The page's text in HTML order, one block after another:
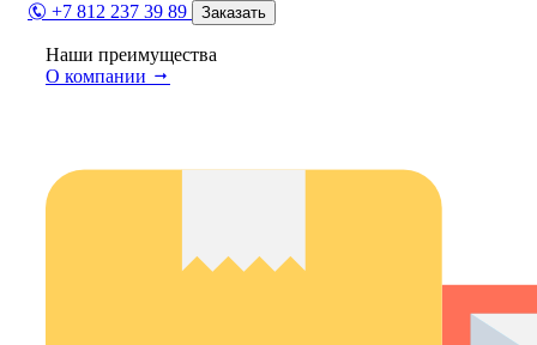
+7 812 237 39 89 Заказать
Наши преимущества
О компании